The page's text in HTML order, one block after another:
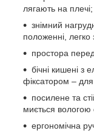
лягають на плечі;
знімний
положенні,
простора
бічні кишені з
фіксатором –
посилене та
миється вологою
ергономічна